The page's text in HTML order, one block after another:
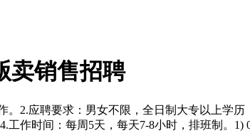
卖销售招聘
2.应聘要求：男女不限，全日制大专以上学
作时间：每周5天，每天7-8小时，排班制。1)